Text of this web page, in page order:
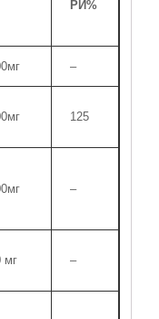
РИ%
–
125
–
мг –